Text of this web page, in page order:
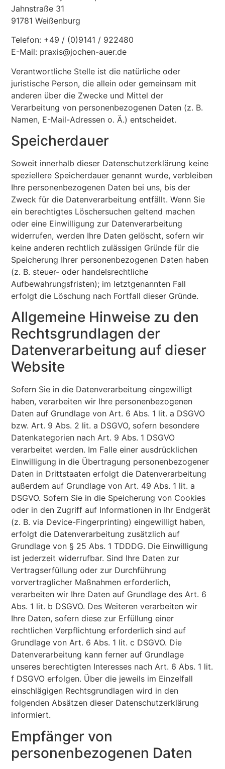
Jahnstraße 31
91781 Weißenburg
Telefon: +49 / (0)9141 / 922480
E-Mail: praxis@jochen-auer.de
Verantwortliche Stelle ist die natürliche oder
juristische Person, die allein oder gemeinsam mit
anderen über die Zwecke und Mittel der
Verarbeitung von personenbezogenen Daten (z. B.
Namen, E-Mail-Adressen o. Ä.) entscheidet.
Speicherdauer
Soweit innerhalb dieser Datenschutzerklärung keine
speziellere Speicherdauer genannt wurde, verbleiben
Ihre personenbezogenen Daten bei uns, bis der
Zweck für die Datenverarbeitung entfällt. Wenn Sie
ein berechtigtes Löschersuchen geltend machen
oder eine Einwilligung zur Datenverarbeitung
widerrufen, werden Ihre Daten gelöscht, sofern wir
keine anderen rechtlich zulässigen Gründe für die
Speicherung Ihrer personenbezogenen Daten haben
(z. B. steuer- oder handelsrechtliche
Aufbewahrungsfristen); im letztgenannten Fall
erfolgt die Löschung nach Fortfall dieser Gründe.
Allgemeine Hinweise zu den
Rechtsgrundlagen der
Datenverarbeitung auf dieser
Website
Sofern Sie in die Datenverarbeitung eingewilligt
haben, verarbeiten wir Ihre personenbezogenen
Daten auf Grundlage von Art. 6 Abs. 1 lit. a DSGVO
bzw. Art. 9 Abs. 2 lit. a DSGVO, sofern besondere
Datenkategorien nach Art. 9 Abs. 1 DSGVO
verarbeitet werden. Im Falle einer ausdrücklichen
Einwilligung in die Übertragung personenbezogener
Daten in Drittstaaten erfolgt die Datenverarbeitung
außerdem auf Grundlage von Art. 49 Abs. 1 lit. a
DSGVO. Sofern Sie in die Speicherung von Cookies
oder in den Zugriff auf Informationen in Ihr Endgerät
(z. B. via Device-Fingerprinting) eingewilligt haben,
erfolgt die Datenverarbeitung zusätzlich auf
Grundlage von § 25 Abs. 1 TDDDG. Die Einwilligung
ist jederzeit widerrufbar. Sind Ihre Daten zur
Vertragserfüllung oder zur Durchführung
vorvertraglicher Maßnahmen erforderlich,
verarbeiten wir Ihre Daten auf Grundlage des Art. 6
Abs. 1 lit. b DSGVO. Des Weiteren verarbeiten wir
Ihre Daten, sofern diese zur Erfüllung einer
rechtlichen Verpflichtung erforderlich sind auf
Grundlage von Art. 6 Abs. 1 lit. c DSGVO. Die
Datenverarbeitung kann ferner auf Grundlage
unseres berechtigten Interesses nach Art. 6 Abs. 1 lit.
f DSGVO erfolgen. Über die jeweils im Einzelfall
einschlägigen Rechtsgrundlagen wird in den
folgenden Absätzen dieser Datenschutzerklärung
informiert.
Empfänger von
personenbezogenen Daten